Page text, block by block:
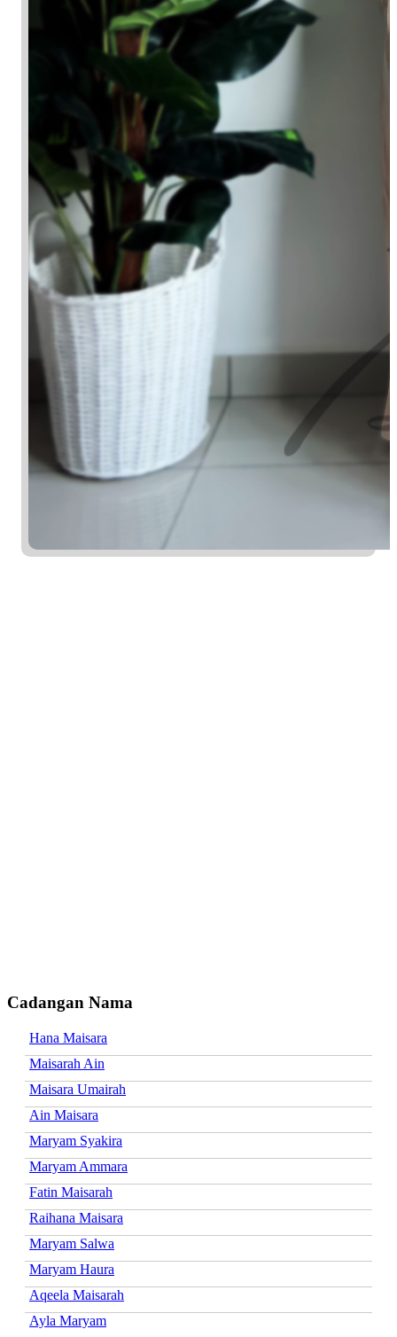
Cadangan Nama
Hana Maisara
Maisarah Ain
Maisara Umairah
Ain Maisara
Maryam Syakira
Maryam Ammara
Fatin Maisarah
Raihana Maisara
Maryam Salwa
Maryam Haura
Aqeela Maisarah
Ayla Maryam